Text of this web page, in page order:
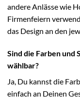
andere Anlässe wie
Firmenfeiern
das Design an den
Sind die Farben
wählbar?
Ja, Du kannst die
einfach an Deinen